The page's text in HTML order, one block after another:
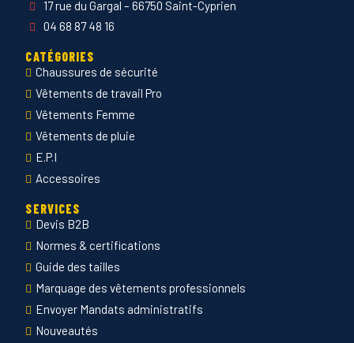
17 rue du Gargal – 66750 Saint-Cyprien
04 68 87 48 16
CATÉGORIES
Chaussures de sécurité
Vêtements de travail Pro
Vêtements Femme
Vêtements de pluie
E.P.I
Accessoires
SERVICES
Devis B2B
Normes & certifications
Guide des tailles
Marquage des vêtements professionnels
Envoyer Mandats administratifs
Nouveautés